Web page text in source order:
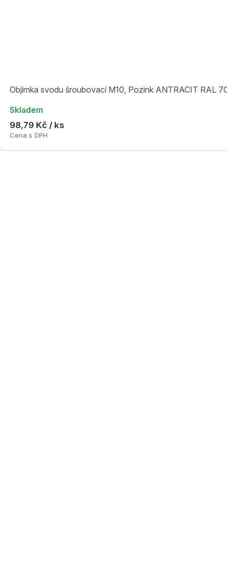
Objímka svodu šroubovací M10, Pozink ANTRACIT RAL
Skladem
98,79 Kč / ks
Cena s DPH